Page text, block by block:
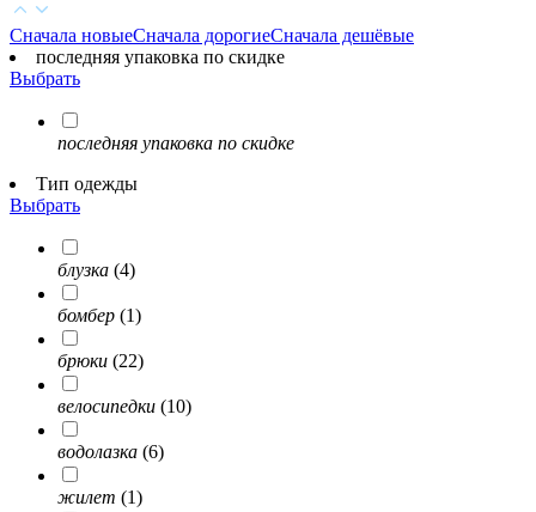
Сначала новыеСначала дорогиеСначала дешёвые
последняя упаковка по скидке
Выбрать
последняя упаковка по скидке
Тип одежды
Выбрать
блузка (4)
бомбер (1)
брюки (22)
велосипедки (10)
водолазка (6)
жилет (1)